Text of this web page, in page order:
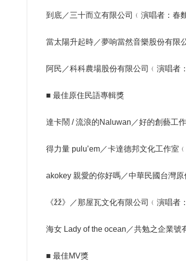
到底／三十而立有限公司﹙演唱者：春
當太陽升起時／夢响當然音樂股份有限
阿民／科科農場股份有限公司﹙演唱者
■ 最佳原住民語專輯獎
達卡鬧 / 流浪的Naluwan／好的創藝工
得力量 pulu’em／卡達德邦文化工作室
akokey 親愛的你好嗎／中華民國台灣
《žž》／那屋瓦文化有限公司﹙演唱者
海女 Lady of the ocean／共勉之企業號
■ 最佳MV獎